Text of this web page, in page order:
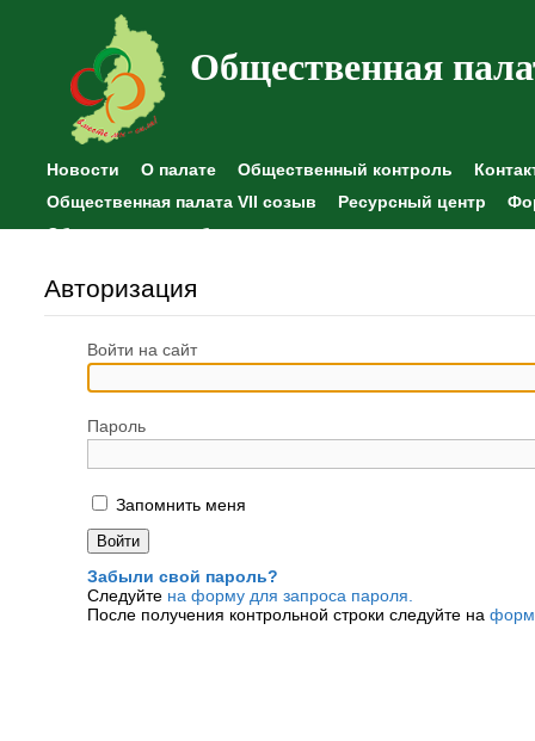
Общественная
Новости О палате Общественный контроль
Общественная палата VII созыв
Ресурсный центр
Общественные наблюдения
Авторизация
Войти на сайт
Пароль
Запомнить меня
Забыли свой пароль?
Следуйте на форму для запроса пароля.
После получения контрольной строки следуйте на